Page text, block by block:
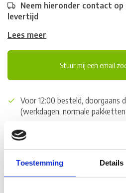
Toestemming Details
Neem hieronder contact op
levertijd
Lees meer
Stuur mij een email
Voor 12:00 besteld, doorgaans
(werkdagen, normale
Gratis verzending vanaf € 100,-
*Zeer grote magazijnvoorraad
verzending. Een deel van de
winkel, mail ons voor de